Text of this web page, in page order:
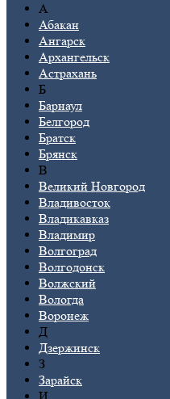
А
Абакан
Ангарск
Архангельск
Астрахань
Б
Барнаул
Белгород
Братск
Брянск
В
Великий Новгород
Владивосток
Владикавказ
Владимир
Волгоград
Волгодонск
Волжский
Вологда
Воронеж
Д
Дзержинск
З
Зарайск